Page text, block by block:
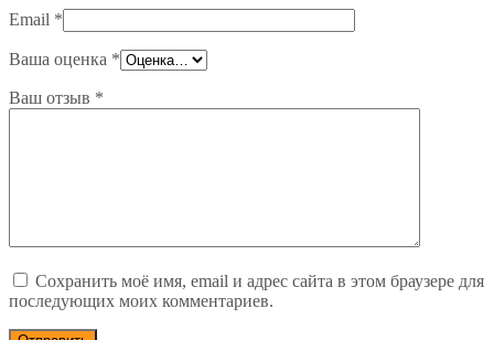
Email *
Ваша оценка *
Ваш отзыв *
Сохранить моё имя, email и адрес сайта в этом браузере для
последующих моих комментариев.